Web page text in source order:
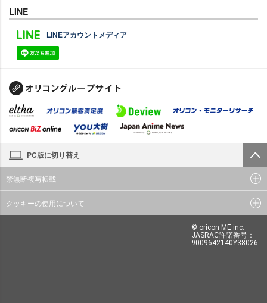
LINE
LINEアカウントメディア
PC版に切り替え
禁無断複写転載
クッキーの使用について
© oricon ME inc.
JASRAC許諾番号：
9009642140Y38026